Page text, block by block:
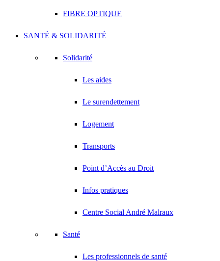
FIBRE OPTIQUE
SANTÉ & SOLIDARITÉ
Solidarité
Les aides
Le surendettement
Logement
Transports
Point d’Accès au Droit
Infos pratiques
Centre Social André Malraux
Santé
Les professionnels de santé